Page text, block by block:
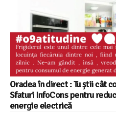
Oradea în direct : Tu știi cât
Sfaturi InfoCons pentru
energie electrică